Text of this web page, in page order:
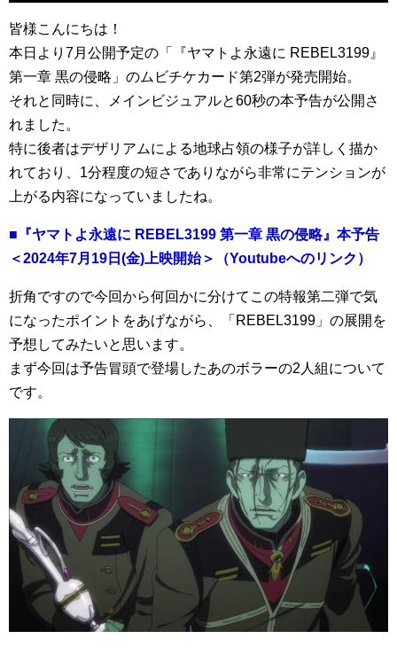
皆様こんにちは！
本日より7月公開予定の「『ヤマトよ永遠に REBEL3199』
第一章 黒の侵略」のムビチケカード第2弾が発売開始。
それと同時に、メインビジュアルと60秒の本予告が公開さ
れました。
特に後者はデザリアムによる地球占領の様子が詳しく描か
れており、1分程度の短さでありながら非常にテンションが
上がる内容になっていましたね。
■『ヤマトよ永遠に REBEL3199 第一章 黒の侵略』本予告
＜2024年7月19日(金)上映開始＞（Youtubeへのリンク）
折角ですので今回から何回かに分けてこの特報第二弾で気
になったポイントをあげながら、「REBEL3199」の展開を
予想してみたいと思います。
まず今回は予告冒頭で登場したあのボラーの2人組について
です。